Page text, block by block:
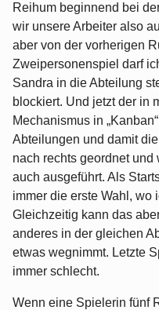
Reihum beginnend bei
wir unsere Arbeiter also
aber von der vorherigen
Zweipersonenspiel darf
Sandra in die Abteilung
blockiert. Und jetzt der in
Mechanismus in
Abteilungen und damit
nach rechts geordnet
auch ausgeführt. Als
immer die erste Wahl, wo
Gleichzeitig kann das
anderes in der gleichen
etwas wegnimmt. Letzte
immer schlecht.
Wenn eine Spielerin fünf